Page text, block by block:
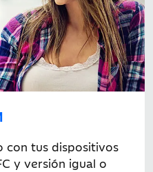
con tus dispositivos
y versión igual o